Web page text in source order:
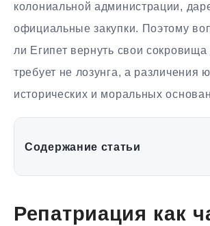
колониальной администрации,
официальные закупки. Поэтому
ли Египет вернуть свои
требует не лозунга, а различения
исторических и моральных
Содержание статьи
Репатриация как